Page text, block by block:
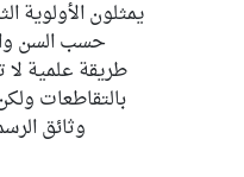
يمثلون الأولوية
حسب السن
طريقة علمية
بالتقاطعات
وثائق